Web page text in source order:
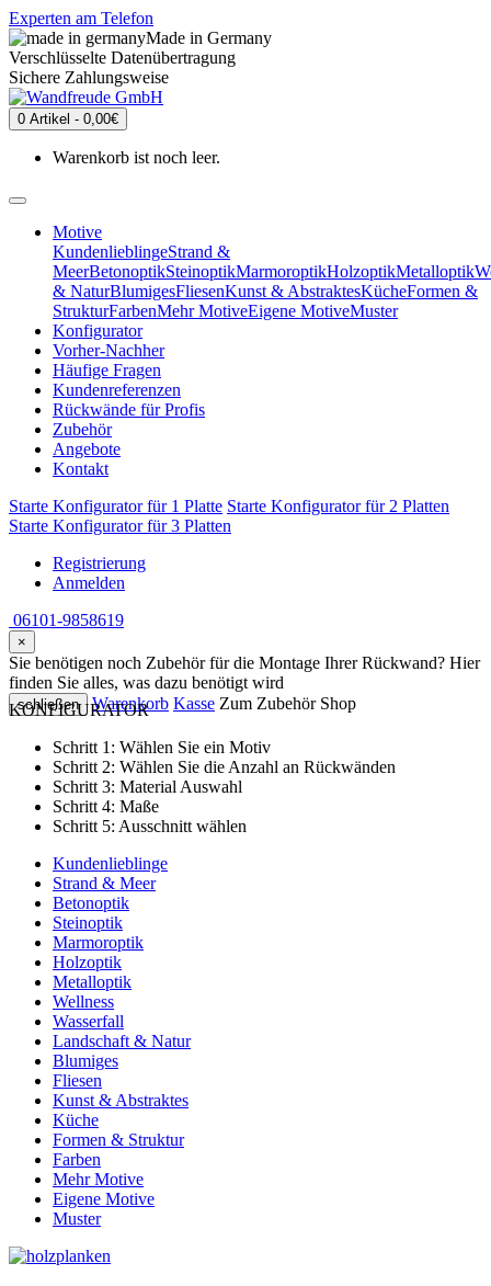
Experten am Telefon
Made in Germany
Verschlüsselte Datenübertragung
Sichere Zahlungsweise
0 Artikel - 0,00€
Warenkorb ist noch leer.
Motive
KundenlieblingeStrand &
MeerBetonoptikSteinoptikMarmoroptikHolzoptikMetalloptik
& NaturBlumigesFliesenKunst & AbstraktesKücheFormen &
StrukturFarbenMehr MotiveEigene MotiveMuster
Konfigurator
Vorher-Nachher
Häufige Fragen
Kundenreferenzen
Rückwände für Profis
Zubehör
Angebote
Kontakt
Starte Konfigurator für 1 Platte Starte Konfigurator für 2 Platten
Starte Konfigurator für 3 Platten
Registrierung
Anmelden
06101-9858619
×
Sie benötigen noch Zubehör für die Montage Ihrer Rückwand? Hier
finden Sie alles, was dazu benötigt wird
schließen Warenkorb Kasse Zum Zubehör Shop
KONFIGURATOR
Schritt 1: Wählen Sie ein Motiv
Schritt 2: Wählen Sie die Anzahl an Rückwänden
Schritt 3: Material Auswahl
Schritt 4: Maße
Schritt 5: Ausschnitt wählen
Kundenlieblinge
Strand & Meer
Betonoptik
Steinoptik
Marmoroptik
Holzoptik
Metalloptik
Wellness
Wasserfall
Landschaft & Natur
Blumiges
Fliesen
Kunst & Abstraktes
Küche
Formen & Struktur
Farben
Mehr Motive
Eigene Motive
Muster